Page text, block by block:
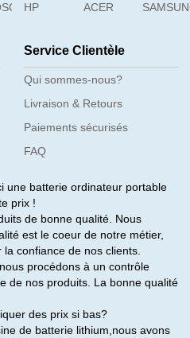
HP
ACER
Service Clientèle
Qui sommes-nous?
Livraison & Retours
Paiements sécurisés
FAQ
une batterie ordinateur portable
prix !
de bonne qualité. Nous
est le coeur de notre métier,
confiance de nos clients.
procédons à un contrôle
de nos produits. La bonne qualité
des prix si bas?
de batterie lithium,nous avons